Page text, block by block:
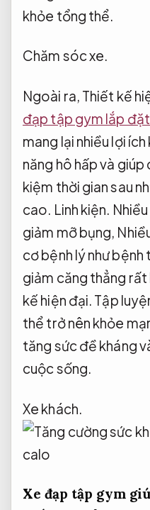
khỏe tổng thể.
Chăm sóc xe.
Ngoài ra, Thiết kế
đạp tập gym lắp
mang lại nhiều lợi
năng hô hấp và
kiệm thời gian sau
cao. Linh kiện.
giảm mỡ bụng,
cơ bệnh lý như
giảm căng thẳng rất
kế hiện đại. Tập
thể trở nên khỏe
tăng sức đề kháng
cuộc sống.
Xe khách.
Xe đạp tập gym